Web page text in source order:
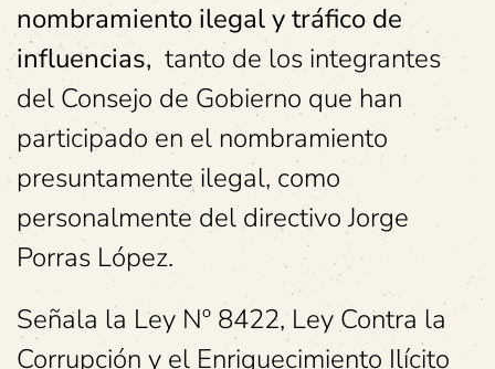
nombramiento ilegal y tráfico de
influencias, tanto de los integrantes
del Consejo de Gobierno que han
participado en el nombramiento
presuntamente ilegal, como
personalmente del directivo Jorge
Porras López.
Señala la Ley Nº 8422, Ley Contra la
Corrupción y el Enriquecimiento Ilícito